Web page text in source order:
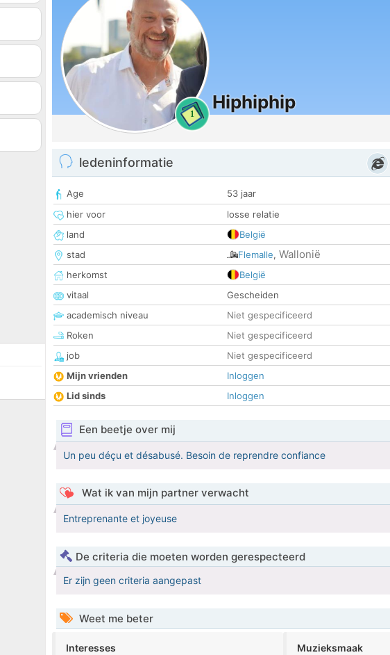
1
Hiphiphip
ledeninformatie
Age
53 jaar
hier voor
losse relatie
land
België
stad
Flemalle, Wallonië
herkomst
België
vitaal
Gescheiden
academisch niveau
Niet gespecificeerd
Roken
Niet gespecificeerd
job
Niet gespecificeerd
Mijn vrienden
Inloggen
Lid sinds
Inloggen
Een beetje over mij
Un peu déçu et désabusé. Besoin de reprendre confiance
Wat ik van mijn partner verwacht
Entreprenante et joyeuse
De criteria die moeten worden gerespecteerd
Er zijn geen criteria aangepast
Weet me beter
Interesses Muzieksmaak